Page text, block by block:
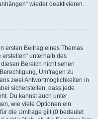
wieder deaktivieren.
ersten Beitrag eines Themas
erstellen“ unterhalb des
Bereich nicht sehen
Umfragen zu
zwei Antwortmöglichkeiten in
sicherstellen, dass jede
Du kannst auch unter
wie viele Optionen ein
die Umfrage gilt (0 bedeutet